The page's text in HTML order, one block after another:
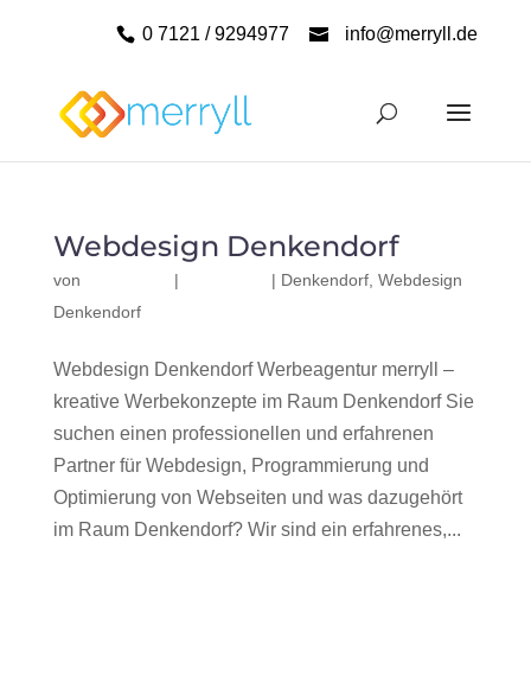
0 7121 / 9294977 info@merryll.de
Webdesign Denkendorf
von | | Denkendorf, Webdesign
Denkendorf
Webdesign Denkendorf Werbeagentur merryll –
kreative Werbekonzepte im Raum Denkendorf Sie
suchen einen professionellen und erfahrenen
Partner für Webdesign, Programmierung und
Optimierung von Webseiten und was dazugehört
im Raum Denkendorf? Wir sind ein erfahrenes,...